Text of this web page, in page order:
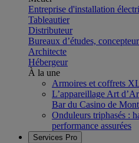
Entreprise d'installation
Tableautier
Distributeur
Bureaux d’études,
Architecte
Hébergeur
À la une
Armoires et coffrets
L’appareillage Art
Bar du Casino de
Onduleurs triphasés :
performance assurées
Services Pro